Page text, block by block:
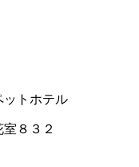
ットホテル
８３２